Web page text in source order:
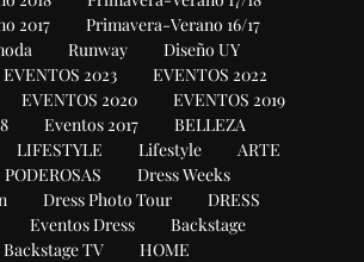
2017
Primavera-Verano 16/17
Runway
Diseño UY
EVENTOS 2023
EVENTOS 2022
EVENTOS 2020
EVENTOS 2019
Eventos 2017
BELLEZA
LIFESTYLE Lifestyle
ARTE
Dress Weeks
Dress Photo Tour
DRESS
Eventos Dress
Backstage
Backstage TV
HOME